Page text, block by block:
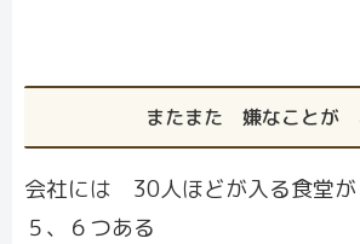
またまた 嫌なことが
会社には 30人ほどが入る食堂
５、６つある